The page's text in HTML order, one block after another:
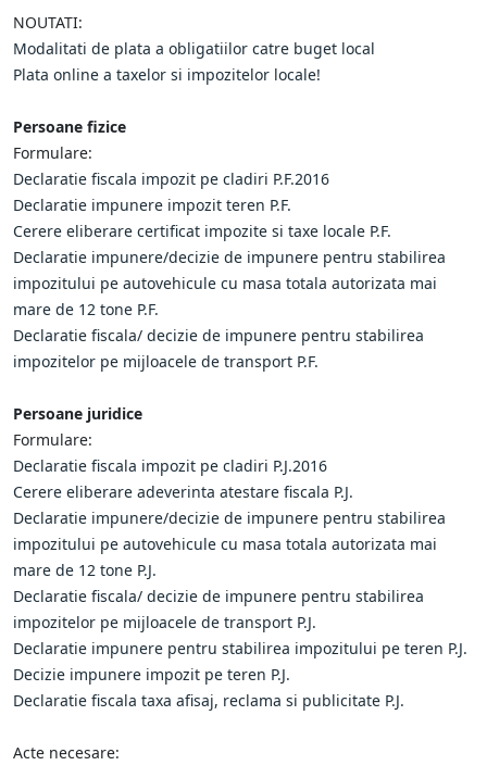
NOUTATI:
Modalitati de plata a obligatiilor catre buget local
Plata online a taxelor si impozitelor locale!
Persoane fizice
Formulare:
Declaratie fiscala impozit pe cladiri P.F.2016
Declaratie impunere impozit teren P.F.
Cerere eliberare certificat impozite si taxe locale P.F.
Declaratie impunere/decizie de impunere pentru stabilirea
impozitului pe autovehicule cu masa totala autorizata mai
mare de 12 tone P.F.
Declaratie fiscala/ decizie de impunere pentru stabilirea
impozitelor pe mijloacele de transport P.F.
Persoane juridice
Formulare:
Declaratie fiscala impozit pe cladiri P.J.2016
Cerere eliberare adeverinta atestare fiscala P.J.
Declaratie impunere/decizie de impunere pentru stabilirea
impozitului pe autovehicule cu masa totala autorizata mai
mare de 12 tone P.J.
Declaratie fiscala/ decizie de impunere pentru stabilirea
impozitelor pe mijloacele de transport P.J.
Declaratie impunere pentru stabilirea impozitului pe teren P.J.
Decizie impunere impozit pe teren P.J.
Declaratie fiscala taxa afisaj, reclama si publicitate P.J.
Acte necesare: